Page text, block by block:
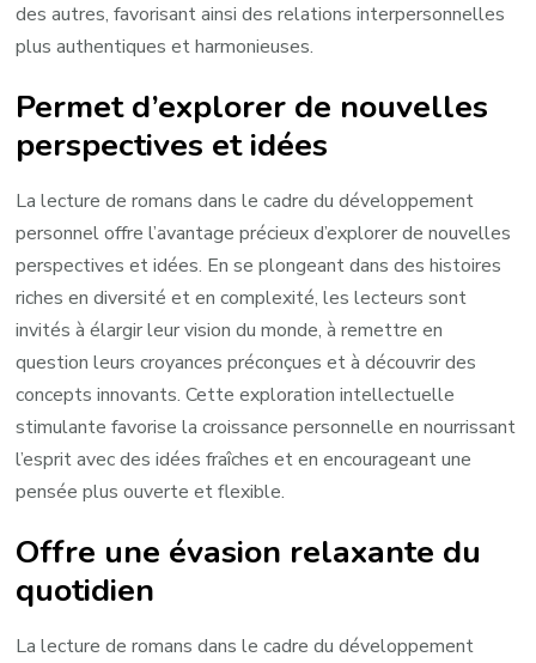
des autres, favorisant ainsi des relations interpersonnelles
plus authentiques et harmonieuses.
Permet d’explorer de nouvelles
perspectives et idées
La lecture de romans dans le cadre du développement
personnel offre l’avantage précieux d’explorer de nouvelles
perspectives et idées. En se plongeant dans des histoires
riches en diversité et en complexité, les lecteurs sont
invités à élargir leur vision du monde, à remettre en
question leurs croyances préconçues et à découvrir des
concepts innovants. Cette exploration intellectuelle
stimulante favorise la croissance personnelle en nourrissant
l’esprit avec des idées fraîches et en encourageant une
pensée plus ouverte et flexible.
Offre une évasion relaxante du
quotidien
La lecture de romans dans le cadre du développement